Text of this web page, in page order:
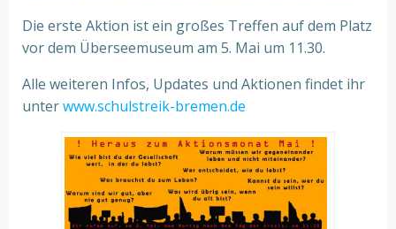
Die erste Aktion ist ein großes Treffen auf dem Platz
vor dem Überseemuseum am 5. Mai um 11.30.
Alle weiteren Infos, Updates und Aktionen findet ihr
unterwww.schulstreik-bremen.de